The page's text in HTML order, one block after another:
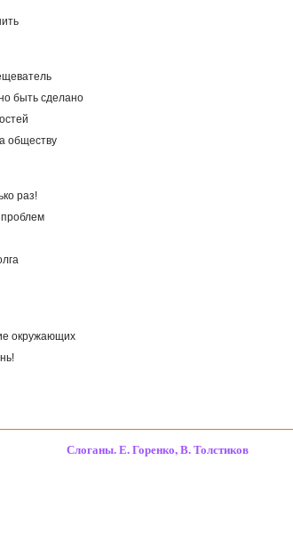
быть сделано
обществу
раз!
окружающих
Слоганы. Е. Горенко, В. Толстиков